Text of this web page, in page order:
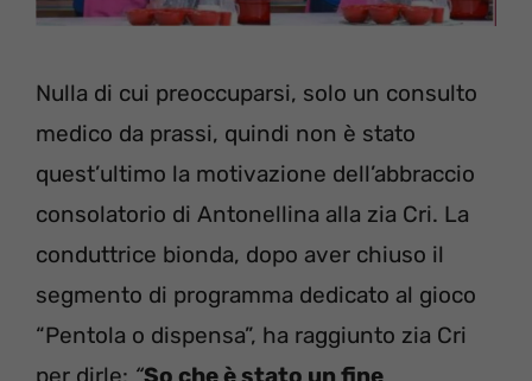
Nulla di cui preoccuparsi, solo un consulto
medico da prassi, quindi non è stato
quest’ultimo la motivazione dell’abbraccio
consolatorio di Antonellina alla zia Cri. La
conduttrice bionda, dopo aver chiuso il
segmento di programma dedicato al gioco
“Pentola o dispensa”, ha raggiunto zia Cri
per dirle: “So che è stato un fine